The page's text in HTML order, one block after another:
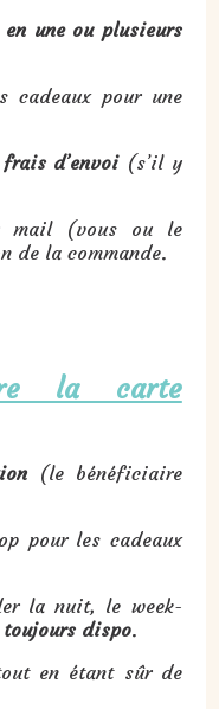
une ou plusieurs
cadeaux pour une
d’envoi(s’il y
mail (vous ou le
de la commande.
la carte
(le bénéficiaire
pour les cadeaux
la nuit, le week-
toujours dispo.
en étant sûr de